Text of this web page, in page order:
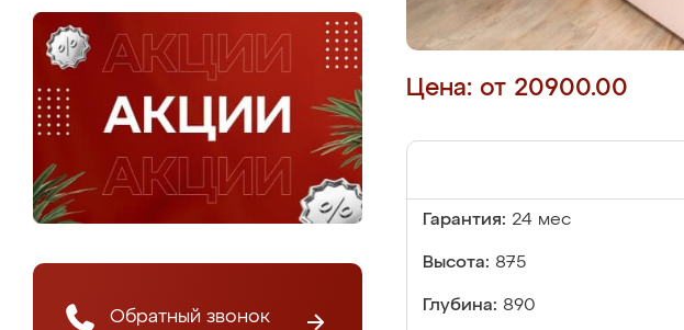
Обратный звонок
Цена: от 20900.00
Гарантия: 24 мес
Высота: 875
Глубина: 890